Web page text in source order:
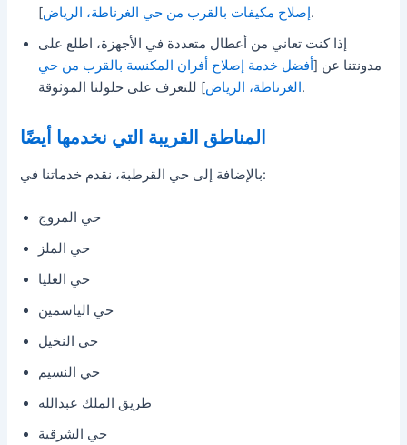
إصلاح مكيفات بالقرب من حي الغرناطة، الرياض].
إذا كنت تعاني من أعطال متعددة في الأجهزة، اطلع على
مدونتنا عن [أفضل خدمة إصلاح أفران المكنسة بالقرب من حي
الغرناطة، الرياض] للتعرف على حلولنا الموثوقة.
المناطق القريبة التي نخدمها أيضًا
بالإضافة إلى حي القرطبة، نقدم خدماتنا في:
حي المروج
حي الملز
حي العليا
حي الياسمين
حي النخيل
حي النسيم
طريق الملك عبدالله
حي الشرقية